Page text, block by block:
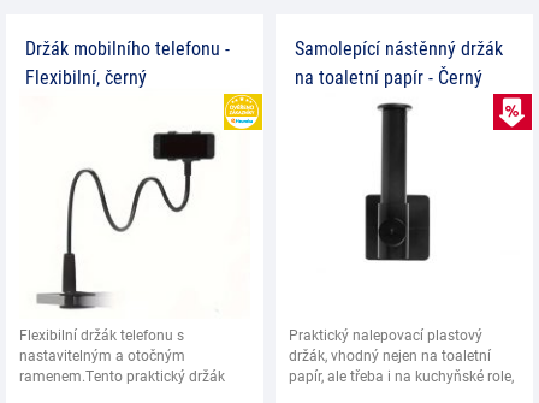
Držák mobilního telefonu -
Flexibilní, černý
Flexibilní držák telefonu s
nastavitelným a otočným
ramenem.Tento praktický držák
Samolepící nástěnný držák
na toaletní papír - Černý
Praktický nalepovací plastový
držák, vhodný nejen na toaletní
papír, ale třeba i na kuchyňské role,